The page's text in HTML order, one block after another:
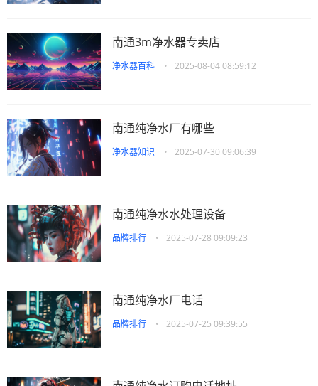
南通3m净水器专卖店
净水器百科 • 2025-08-04 08:59:12
南通纯净水厂有哪些
净水器知识 • 2025-07-30 09:06:39
南通纯净水水处理设备
品牌排行 • 2025-07-28 09:09:23
南通纯净水厂电话
品牌排行 • 2025-07-25 09:39:55